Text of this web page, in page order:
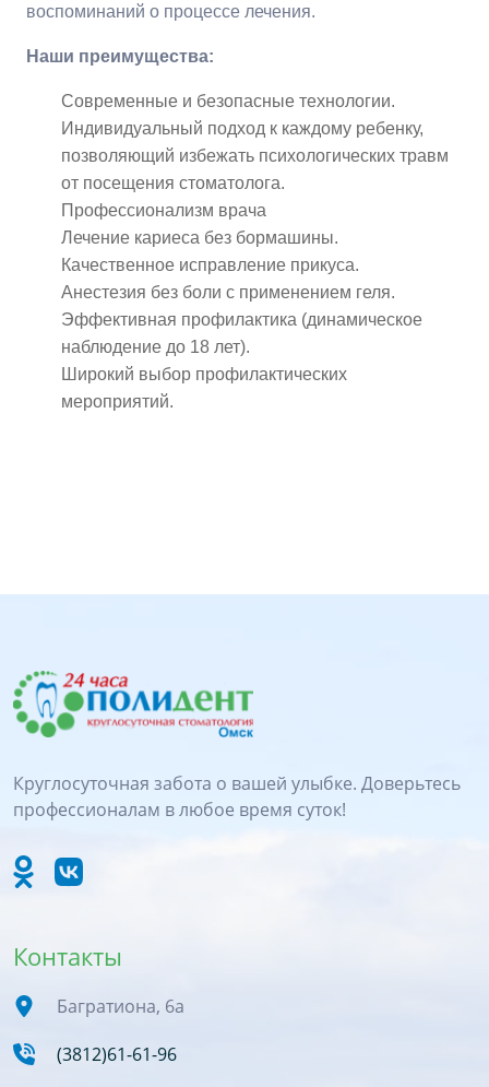
воспоминаний о процессе лечения.
Наши преимущества:
Современные и безопасные технологии.
Индивидуальный подход к каждому ребенку,
позволяющий избежать психологических травм
от посещения стоматолога.
Профессионализм врача
Лечение кариеса без бормашины.
Качественное исправление прикуса.
Анестезия без боли с применением геля.
Эффективная профилактика (динамическое
наблюдение до 18 лет).
Широкий выбор профилактических
мероприятий.
Круглосуточная забота о вашей улыбке. Доверьтесь
профессионалам в любое время суток!
Контакты
Багратиона, 6а
(3812)61-61-96